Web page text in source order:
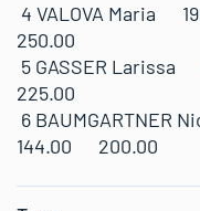
4 VALOVA
250.00
5 GASSER
225.00
6
144.00 200.00